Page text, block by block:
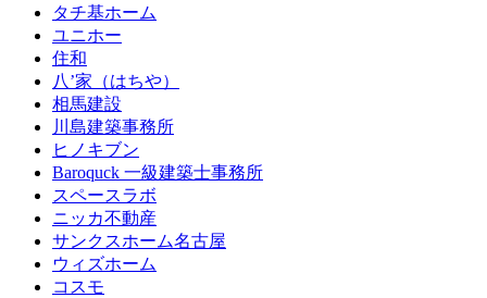
タチ基ホーム
ユニホー
住和
八’家（はちや）
相馬建設
川島建築事務所
ヒノキブン
Baroquck 一級建築士事務所
スペースラボ
ニッカ不動産
サンクスホーム名古屋
ウィズホーム
コスモ